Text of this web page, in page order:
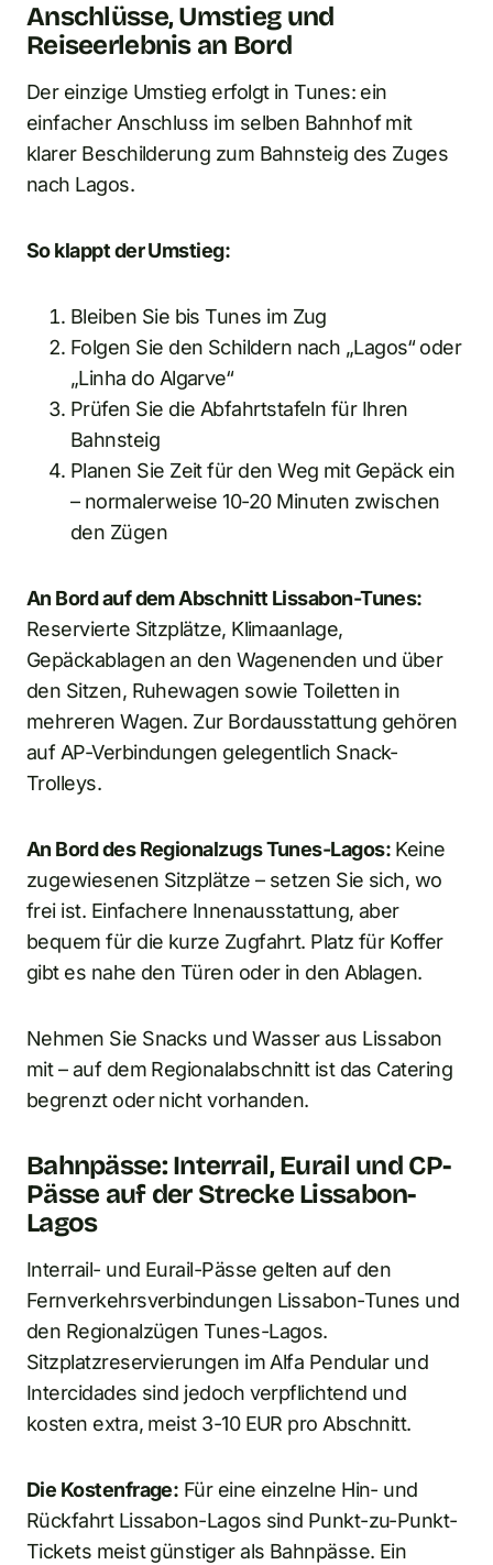
Anschlüsse, Umstieg und
Reiseerlebnis an Bord
Der einzige Umstieg erfolgt in Tunes: ein
einfacher Anschluss im selben Bahnhof mit
klarer Beschilderung zum Bahnsteig des Zuges
nach Lagos.
So klappt der Umstieg:
Bleiben Sie bis Tunes im Zug
Folgen Sie den Schildern nach „Lagos“ oder
„Linha do Algarve“
Prüfen Sie die Abfahrtstafeln für Ihren
Bahnsteig
Planen Sie Zeit für den Weg mit Gepäck ein
– normalerweise 10-20 Minuten zwischen
den Zügen
An Bord auf dem Abschnitt Lissabon-Tunes:
Reservierte Sitzplätze, Klimaanlage,
Gepäckablagen an den Wagenenden und über
den Sitzen, Ruhewagen sowie Toiletten in
mehreren Wagen. Zur Bordausstattung gehören
auf AP-Verbindungen gelegentlich Snack-
Trolleys.
An Bord des Regionalzugs Tunes-Lagos: Keine
zugewiesenen Sitzplätze – setzen Sie sich, wo
frei ist. Einfachere Innenausstattung, aber
bequem für die kurze Zugfahrt. Platz für Koffer
gibt es nahe den Türen oder in den Ablagen.
Nehmen Sie Snacks und Wasser aus Lissabon
mit – auf dem Regionalabschnitt ist das Catering
begrenzt oder nicht vorhanden.
Bahnpässe: Interrail, Eurail und CP-
Pässe auf der Strecke Lissabon-
Lagos
Interrail- und Eurail-Pässe gelten auf den
Fernverkehrsverbindungen Lissabon-Tunes und
den Regionalzügen Tunes-Lagos.
Sitzplatzreservierungen im Alfa Pendular und
Intercidades sind jedoch verpflichtend und
kosten extra, meist 3-10 EUR pro Abschnitt.
Die Kostenfrage: Für eine einzelne Hin- und
Rückfahrt Lissabon-Lagos sind Punkt-zu-Punkt-
Tickets meist günstiger als Bahnpässe. Ein